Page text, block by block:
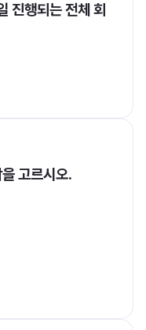
진행되는 전체 회
고르시오.